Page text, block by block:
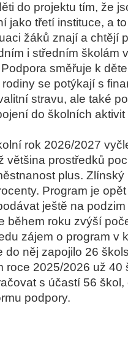
do projektu tím, že
jako třetí instituce, a
žáků znají a chtějí
i středním školám
směřuje k
se potýkají s
stravu, ale také
do školních
rok 2026/2027
většina prostředků
plus. Zlínský
Program je
ještě na
během roku zvýší
zájem o program v
do něj zapojilo 26
roce 2025/2026 už 40
s účastí 56
podpory.